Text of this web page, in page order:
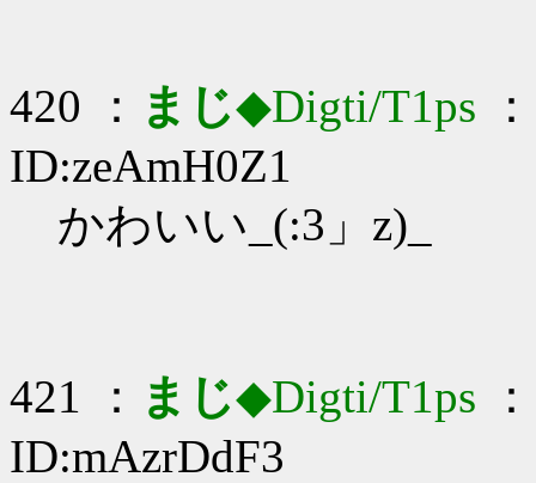
420 ： まじ◆Digti/T1ps
ID:zeAmH0Z1
かわいい_(:3」z)_
421 ： まじ◆Digti/T1ps
ID:mAzrDdF3